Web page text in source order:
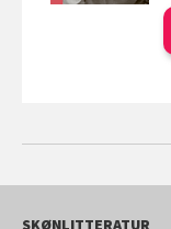
SKØNLITTERATUR